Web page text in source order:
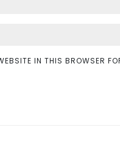
IN THIS BROWSER